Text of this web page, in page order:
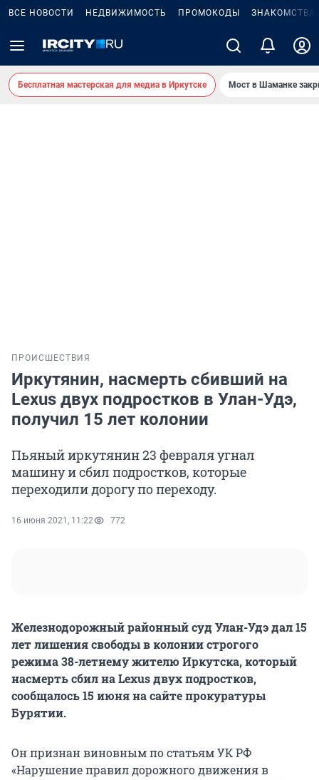
ВСЕ НОВОСТИ НЕДВИЖИМОСТЬ ПРОМОКОДЫ ЗНАКОМСТВА
Бесплатная мастерская для медиа в Иркутске Мост в Шаманке
ПРОИСШЕСТВИЯ
Иркутянин, насмерть сбивший на
Lexus двух подростков в Улан-Удэ,
получил 15 лет колонии
Пьяный иркутянин 23 февраля угнал
машину и сбил подростков, которые
переходили дорогу по переходу.
16 июня 2021, 11:22 772
Железнодорожный районный суд Улан-Удэ дал 15
лет лишения свободы в колонии строгого
режима 38-летнему жителю Иркутска, который
насмерть сбил на Lexus двух подростков,
сообщалось 15 июня на сайте прокуратуры
Бурятии.
Он признан виновным по статьям УК РФ
«Нарушение правил дорожного движения в